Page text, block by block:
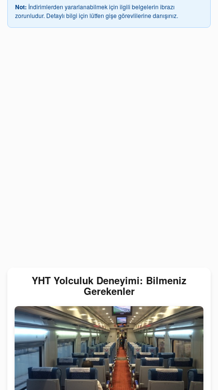
Not: İndirimlerden yararlanabilmek için ilgili belgelerin ibrazı
zorunludur. Detaylı bilgi için lütfen gişe görevlilerine danışınız.
YHT Yolculuk Deneyimi: Bilmeniz
Gerekenler